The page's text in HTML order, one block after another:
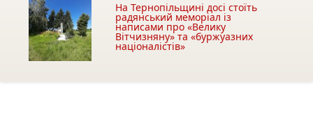
На Тернопільщині досі стоїть
радянський меморіал із
написами про «Велику
Вітчизняну» та «буржуазних
націоналістів»